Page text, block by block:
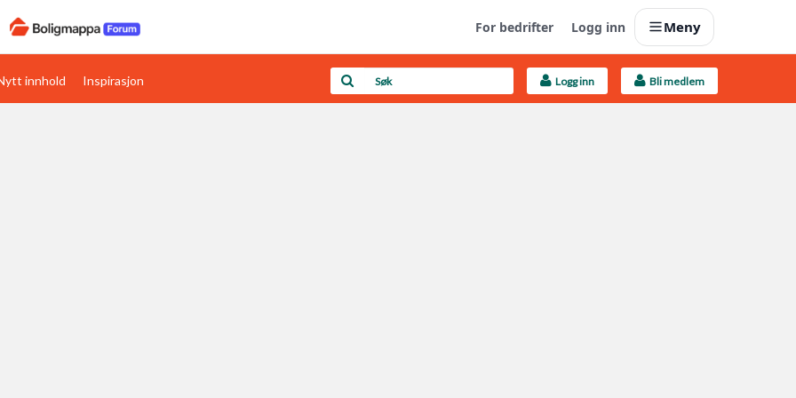
For bedrifter Logg inn Meny
Boligens papirer Last opp selv
innhold Inspirasjon Logg inn Bli medlem